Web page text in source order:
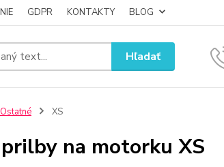
GDPR KONTAKTY BLOG
Hľadať
Ostatné XS
na motorku XS